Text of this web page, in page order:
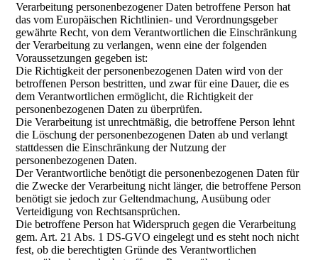
Verarbeitung personenbezogener Daten betroffene Person hat
das vom Europäischen Richtlinien- und Verordnungsgeber
gewährte Recht, von dem Verantwortlichen die Einschränkung
der Verarbeitung zu verlangen, wenn eine der folgenden
Voraussetzungen gegeben ist:
Die Richtigkeit der personenbezogenen Daten wird von der
betroffenen Person bestritten, und zwar für eine Dauer, die es
dem Verantwortlichen ermöglicht, die Richtigkeit der
personenbezogenen Daten zu überprüfen.
Die Verarbeitung ist unrechtmäßig, die betroffene Person lehnt
die Löschung der personenbezogenen Daten ab und verlangt
stattdessen die Einschränkung der Nutzung der
personenbezogenen Daten.
Der Verantwortliche benötigt die personenbezogenen Daten für
die Zwecke der Verarbeitung nicht länger, die betroffene Person
benötigt sie jedoch zur Geltendmachung, Ausübung oder
Verteidigung von Rechtsansprüchen.
Die betroffene Person hat Widerspruch gegen die Verarbeitung
gem. Art. 21 Abs. 1 DS-GVO eingelegt und es steht noch nicht
fest, ob die berechtigten Gründe des Verantwortlichen